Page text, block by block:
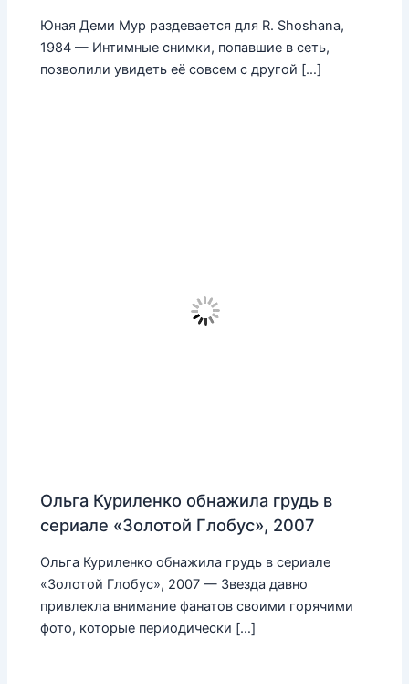
Юная Деми Мур раздевается для R. Shoshana,
1984 — Интимные снимки, попавшие в сеть,
позволили увидеть её совсем с другой […]
Ольга Куриленко обнажила грудь в
сериале «Золотой Глобус», 2007
Ольга Куриленко обнажила грудь в сериале
«Золотой Глобус», 2007 — Звезда давно
привлекла внимание фанатов своими горячими
фото, которые периодически […]